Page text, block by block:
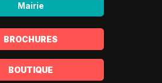
Mairie
BROCHURES
BOUTIQUE